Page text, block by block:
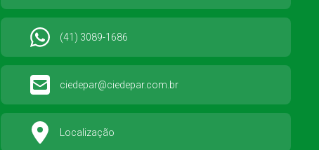
(41) 3089-1686
ciedepar@ciedepar.com.br
Localização